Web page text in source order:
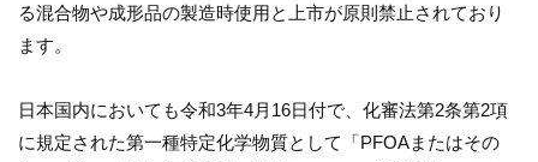
る混合物や成形品の製造時使用と上市が原則禁止されており
ます。
日本国内においても令和3年4月16日付で、化審法第2条第2項
に規定された第一種特定化学物質として「PFOAまたはその